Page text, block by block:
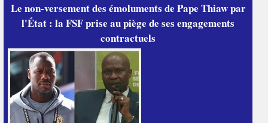
Le non-versement des émoluments de Pape Thiaw par
l'État : la FSF prise au piège de ses engagements
contractuels